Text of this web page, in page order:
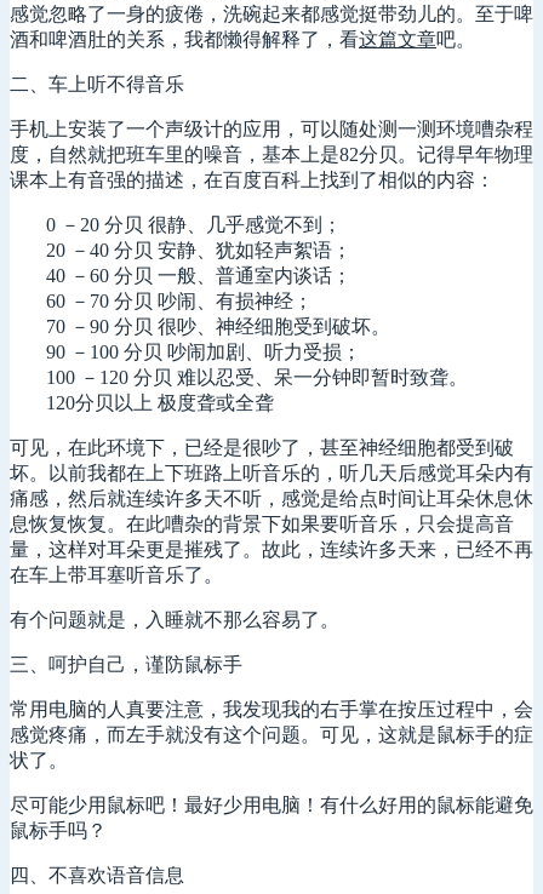
感觉忽略了一身的疲倦，洗碗起来都感觉挺带劲儿的。至于啤
酒和啤酒肚的关系，我都懒得解释了，看这篇文章吧。
二、车上听不得音乐
手机上安装了一个声级计的应用，可以随处测一测环境嘈杂程
度，自然就把班车里的噪音，基本上是82分贝。记得早年物理
课本上有音强的描述，在百度百科上找到了相似的内容：
0 －20 分贝 很静、几乎感觉不到；
20 －40 分贝 安静、犹如轻声絮语；
40 －60 分贝 一般、普通室内谈话；
60 －70 分贝 吵闹、有损神经；
70 －90 分贝 很吵、神经细胞受到破坏。
90 －100 分贝 吵闹加剧、听力受损；
100 －120 分贝 难以忍受、呆一分钟即暂时致聋。
120分贝以上 极度聋或全聋
可见，在此环境下，已经是很吵了，甚至神经细胞都受到破
坏。以前我都在上下班路上听音乐的，听几天后感觉耳朵内有
痛感，然后就连续许多天不听，感觉是给点时间让耳朵休息休
息恢复恢复。在此嘈杂的背景下如果要听音乐，只会提高音
量，这样对耳朵更是摧残了。故此，连续许多天来，已经不再
在车上带耳塞听音乐了。
有个问题就是，入睡就不那么容易了。
三、呵护自己，谨防鼠标手
常用电脑的人真要注意，我发现我的右手掌在按压过程中，会
感觉疼痛，而左手就没有这个问题。可见，这就是鼠标手的症
状了。
尽可能少用鼠标吧！最好少用电脑！有什么好用的鼠标能避免
鼠标手吗？
四、不喜欢语音信息